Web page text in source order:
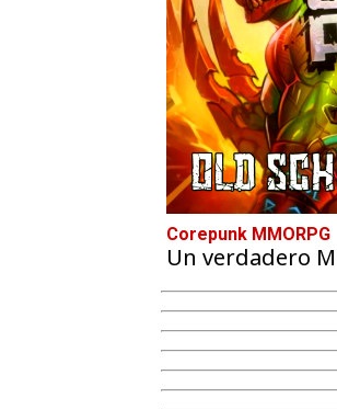
Corepunk MMORPG
Un verdadero